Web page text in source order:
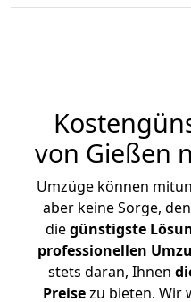
von Gießen
Umzüge können
aber keine Sorge,
diegünstigste
professionellen
stets daran, Ihnen
Preisezu bieten. Wir